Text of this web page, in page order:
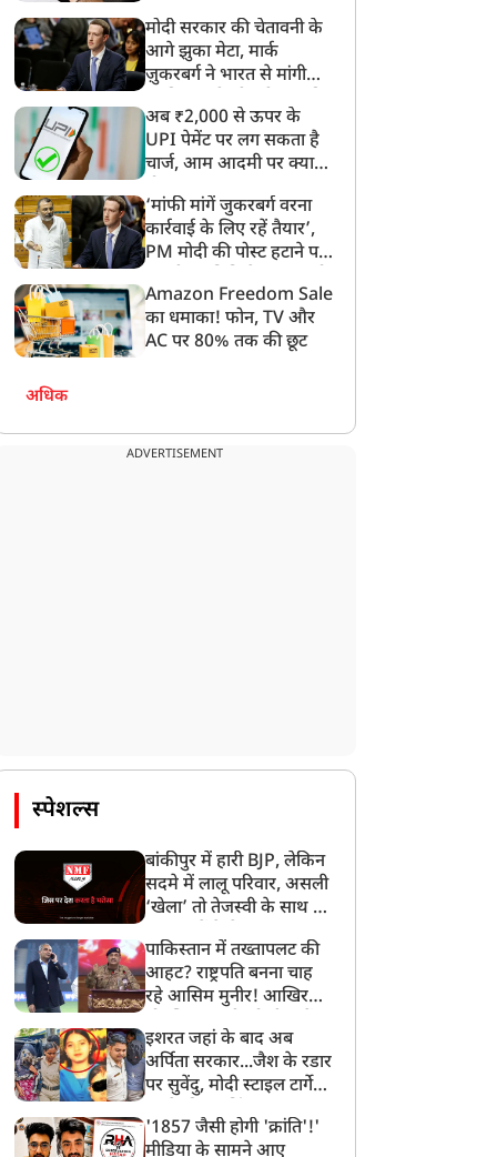
डिजिटल क्रिएटिव इंडस्ट्री पर
योगी सरकार का फोकस, जेवर
में बनेगा अत्याधुनिक
एक्सआर पार्क
CM योगी से मिले Flipkart
के CEO, मुख्यमंत्री के AI
विजन और MSME
इकोसिस्टम के विस्तार में
भागीदार बनेगी कंपनी
मोदी सरकार की चेतावनी के
आगे झुका मेटा, मार्क
ज़ुकरबर्ग ने भारत से मांगी
अब ₹2,000 से ऊपर के
UPI पेमेंट पर लग सकता है
चार्ज, आम आदमी पर क्या
‘मांफी मांगें जुकरबर्ग वरना
कार्रवाई के लिए रहें तैयार’,
PM मोदी की पोस्ट हटाने पर
लगाई फटकार
Amazon Freedom Sale
का धमाका! फोन, TV और
AC पर 80% तक की छूट
अधिक
ADVERTISEMENT
स्पेशल्स
बांकीपुर में हारी BJP, लेकिन
सदमे में लालू परिवार, असली
‘खेला’ तो तेजस्वी के साथ हो
पाकिस्तान में तख्तापलट की
आहट? राष्ट्रपति बनना चाह
रहे आसिम मुनीर! आखिर
बनाया मोहरा?
इशरत जहां के बाद अब
अर्पिता सरकार...जैश के रडार
पर सुवेंदु, मोदी स्टाइल टार्गेट
बड़ा एक्शन!
'1857 जैसी होगी 'क्रांति'!'
मीडिया के सामने आए